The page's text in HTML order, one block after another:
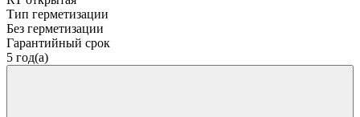
Тип герметизации
Без герметизации
Гарантийный срок
5 год(а)